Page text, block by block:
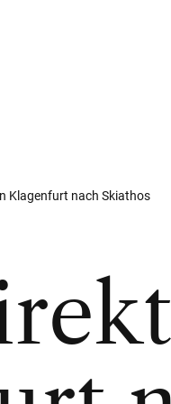
Klagenfurt nach Skiathos